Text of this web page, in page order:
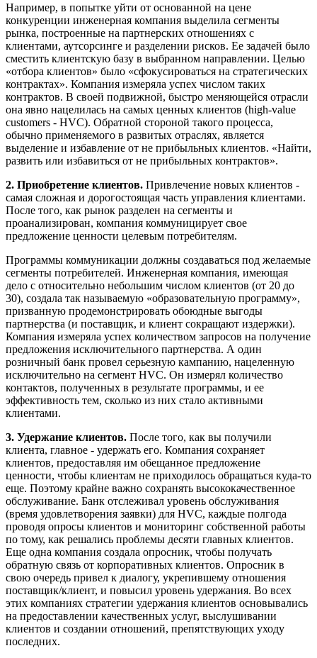
Например, в попытке уйти от основанной на цене
конкуренции инженерная компания выделила сегменты
рынка, построенные на партнерских отношениях с
клиентами, аутсорсинге и разделении рисков. Ее задачей было
сместить клиентскую базу в выбранном направлении. Целью
«отбора клиентов» было «сфокусироваться на стратегических
контрактах». Компания измеряла успех числом таких
контрактов. В своей подвижной, быстро меняющейся отрасли
она явно нацелилась на самых ценных клиентов (high-value
customers - HVC). Обратной стороной такого процесса,
обычно применяемого в развитых отраслях, является
выделение и избавление от не прибыльных клиентов. «Найти,
развить или избавиться от не прибыльных контрактов».
2. Приобретение клиентов. Привлечение новых клиентов -
самая сложная и дорогостоящая часть управления клиентами.
После того, как рынок разделен на сегменты и
проанализирован, компания коммуницирует свое
предложение ценности целевым потребителям.
Программы коммуникации должны создаваться под желаемые
сегменты потребителей. Инженерная компания, имеющая
дело с относительно небольшим числом клиентов (от 20 до
30), создала так называемую «образовательную программу»,
призванную продемонстрировать обоюдные выгоды
партнерства (и поставщик, и клиент сокращают издержки).
Компания измеряла успех количеством запросов на получение
предложения исключительного партнерства. А один
розничный банк провел серьезную кампанию, нацеленную
исключительно на сегмент HVC. Он измерял количество
контактов, полученных в результате программы, и ее
эффективность тем, сколько из них стало активными
клиентами.
3. Удержание клиентов. После того, как вы получили
клиента, главное - удержать его. Компания сохраняет
клиентов, предоставляя им обещанное предложение
ценности, чтобы клиентам не приходилось обращаться куда-то
еще. Поэтому крайне важно сохранять высококачественное
обслуживание. Банк отслеживал уровень обслуживания
(время удовлетворения заявки) для HVC, каждые полгода
проводя опросы клиентов и мониторинг собственной работы
по тому, как решались проблемы десяти главных клиентов.
Еще одна компания создала опросник, чтобы получать
обратную связь от корпоративных клиентов. Опросник в
свою очередь привел к диалогу, укрепившему отношения
поставщик/клиент, и повысил уровень удержания. Во всех
этих компаниях стратегии удержания клиентов основывались
на предоставлении качественных услуг, выслушивании
клиентов и создании отношений, препятствующих уходу
последних.